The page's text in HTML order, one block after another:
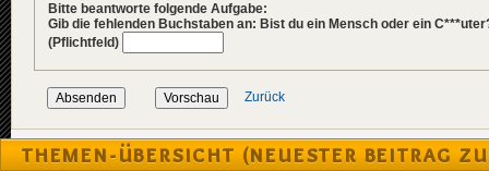
Bitte beantworte folgende Aufgabe:
Gib die fehlenden Buchstaben an: Bist du ein Mensch oder ein
(Pflichtfeld)
Zurück
THEMEN-ÜBERSICHT (NEUESTER BEITRAG